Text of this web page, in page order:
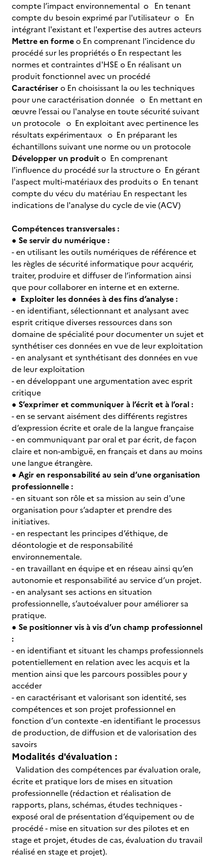
compte l’impact environnemental o En tenant
compte du besoin exprimé par l'utilisateur o En
intégrant l'existant et l'expertise des autres acteurs
Mettre en formeo En comprenant l'incidence du
procédé sur les propriétés o En respectant les
normes et contraintes d'HSE o En réalisant un
produit fonctionnel avec un procédé
Caractériser o En choisissant la ou les techniques
pour une caractérisation donnée o En mettant en
œuvre l’essai ou l'analyse en toute sécurité suivant
un protocole o En exploitant avec pertinence les
résultats expérimentaux o En préparant les
échantillons suivant une norme ou un protocole
Développer un produito En comprenant
l'influence du procédé sur la structure o En gérant
l'aspect multi-matériaux des produits o En tenant
compte du vécu du matériau En respectant les
indications de l'analyse du cycle de vie (ACV)
Compétences transversales :
● Se servir du numérique :
- en utilisant les outils numériques de référence et
les règles de sécurité informatique pour acquérir,
traiter, produire et diffuser de l’information ainsi
que pour collaborer en interne et en externe.
● Exploiter les données à des fins d’analyse :
- en identifiant, sélectionnant et analysant avec
esprit critique diverses ressources dans son
domaine de spécialité pour documenter un sujet et
synthétiser ces données en vue de leur exploitation
- en analysant et synthétisant des données en vue
de leur exploitation
- en développant une argumentation avec esprit
critique
● S’exprimer et communiquer à l’écrit et à l’oral :
- en se servant aisément des différents registres
d’expression écrite et orale de la langue française
- en communiquant par oral et par écrit, de façon
claire et non-ambiguë, en français et dans au moins
une langue étrangère.
● Agir en responsabilité au sein d’une organisation
professionnelle :
- en situant son rôle et sa mission au sein d'une
organisation pour s’adapter et prendre des
initiatives.
- en respectant les principes d’éthique, de
déontologie et de responsabilité
environnementale.
- en travaillant en équipe et en réseau ainsi qu’en
autonomie et responsabilité au service d’un projet.
- en analysant ses actions en situation
professionnelle, s’autoévaluer pour améliorer sa
pratique.
● Se positionner vis à vis d’un champ professionnel
:
- en identifiant et situant les champs professionnels
potentiellement en relation avec les acquis et la
mention ainsi que les parcours possibles pour y
accéder
- en caractérisant et valorisant son identité, ses
compétences et son projet professionnel en
fonction d’un contexte -en identifiant le processus
de production, de diffusion et de valorisation des
savoirs
Modalités d'évaluation :
Validation des compétences par évaluation orale,
écrite et pratique lors de mises en situation
professionnelle (rédaction et réalisation de
rapports, plans, schémas, études techniques -
exposé oral de présentation d’équipement ou de
procédé - mise en situation sur des pilotes et en
stage et projet, études de cas, évaluation du travail
réalisé en stage et projet).